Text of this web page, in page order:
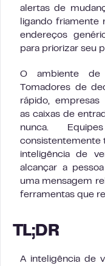
alertas de
ligando friamente
endereços
para priorizar seu
O ambiente de
Tomadores de
rápido,
as caixas de
nunca.
consistentemente
inteligência de
alcançar a
uma mensagem
ferramentas que
TL;DR
A inteligência de